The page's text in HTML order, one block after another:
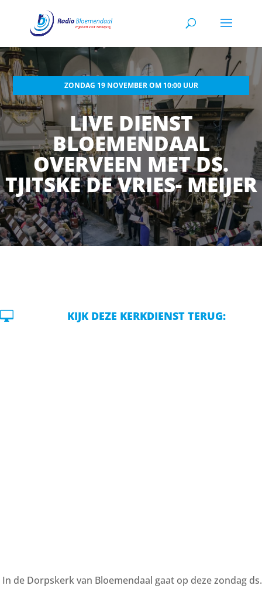
ZONDAG 19 NOVEMBER OM 10:00 UUR
LIVE DIENST
BLOEMENDAAL
OVERVEEN MET DS.
TJITSKE DE VRIES- MEIJER
 KIJK DEZE KERKDIENST TERUG:
In de Dorpskerk van Bloemendaal gaat op deze zondag ds.